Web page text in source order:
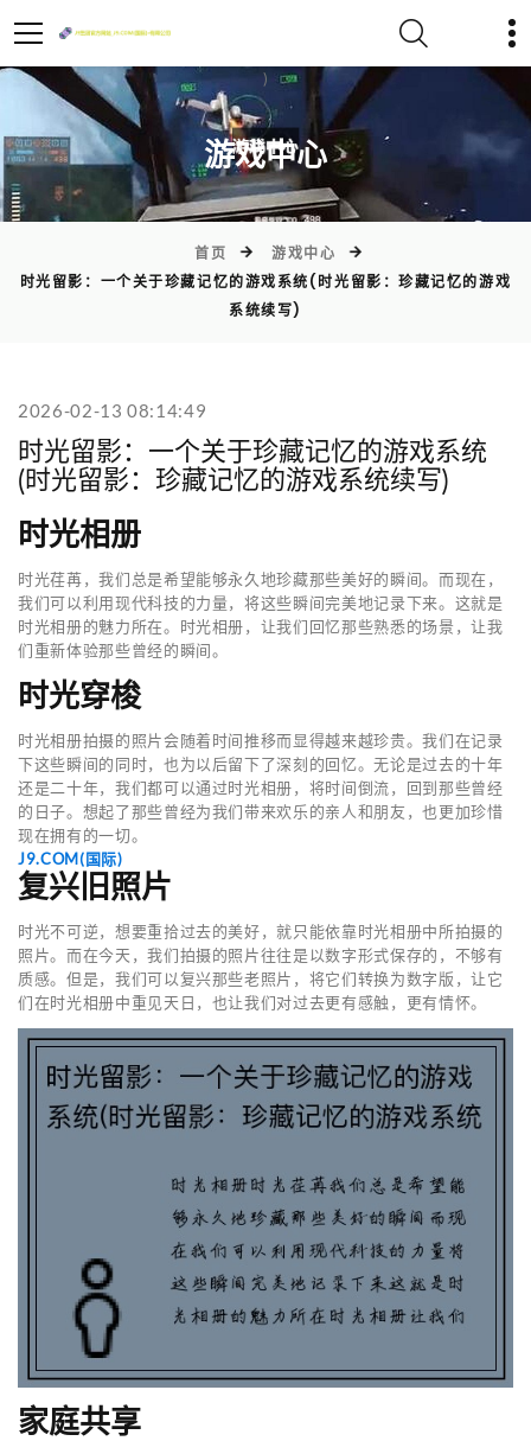
)
游戏中心
首页
游戏中心
时光留影：一个关于珍藏记忆的游戏系统(时光留影：珍藏记忆的游戏
系统续写)
2026-02-13 08:14:49
时光留影：一个关于珍藏记忆的游戏系统
(时光留影：珍藏记忆的游戏系统续写)
时光相册
时光荏苒，我们总是希望能够永久地珍藏那些美好的瞬间。而现在，
我们可以利用现代科技的力量，将这些瞬间完美地记录下来。这就是
时光相册的魅力所在。时光相册，让我们回忆那些熟悉的场景，让我
们重新体验那些曾经的瞬间。
时光穿梭
时光相册拍摄的照片会随着时间推移而显得越来越珍贵。我们在记录
下这些瞬间的同时，也为以后留下了深刻的回忆。无论是过去的十年
还是二十年，我们都可以通过时光相册，将时间倒流，回到那些曾经
的日子。想起了那些曾经为我们带来欢乐的亲人和朋友，也更加珍惜
现在拥有的一切。
J9.COM(国际)
复兴旧照片
时光不可逆，想要重拾过去的美好，就只能依靠时光相册中所拍摄的
照片。而在今天，我们拍摄的照片往往是以数字形式保存的，不够有
质感。但是，我们可以复兴那些老照片，将它们转换为数字版，让它
们在时光相册中重见天日，也让我们对过去更有感触，更有情怀。
家庭共享